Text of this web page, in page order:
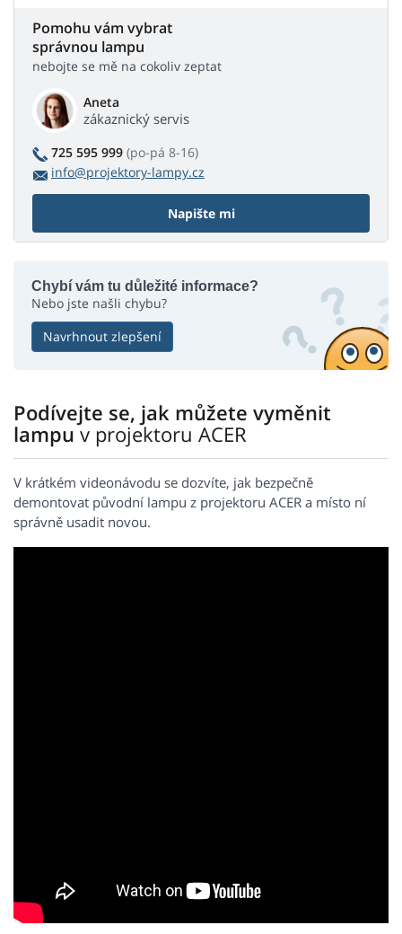
Pomohu vám vybrat
správnou lampu
nebojte se mě na cokoliv zeptat
Aneta
zákaznický servis
725 595 999 (po-pá 8-16)
info@projektory-lampy.cz
Napište mi
Chybí vám tu důležité informace?
Nebo jste našli chybu?
Navrhnout zlepšení
Podívejte se, jak můžete vyměnit
lampuv projektoru ACER
V krátkém videonávodu se dozvíte, jak bezpečně
demontovat původní lampu z projektoru ACER a místo ní
správně usadit novou.